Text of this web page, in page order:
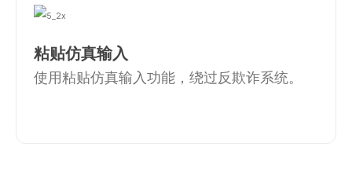
粘贴仿真输入
使用粘贴仿真输入功能，绕过反欺诈系统。